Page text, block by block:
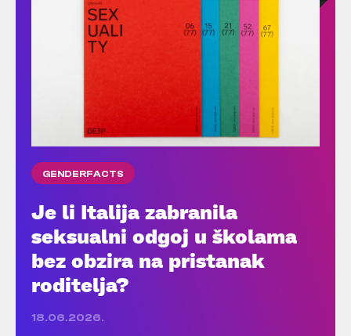
GENDERFACTS
Je li Italija zabranila
seksualni odgoj u školama
bez obzira na pristanak
roditelja?
18.06.2026.